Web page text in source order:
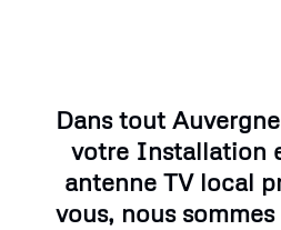
Dans tout
votre Installation
antenne TV local
vous, nous